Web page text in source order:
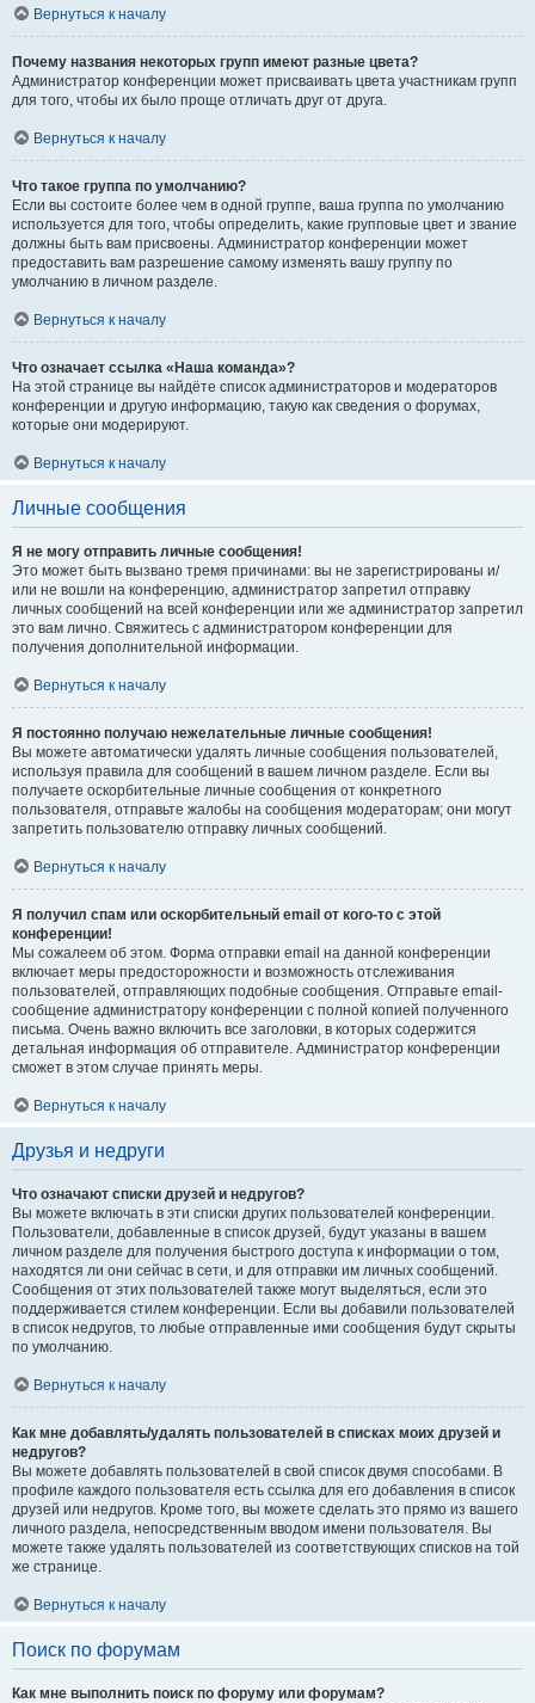
Вернуться к началу
Почему названия некоторых групп имеют разные цвета?
Администратор конференции может присваивать цвета участникам групп
для того, чтобы их было проще отличать друг от друга.
Вернуться к началу
Что такое группа по умолчанию?
Если вы состоите более чем в одной группе, ваша группа по умолчанию
используется для того, чтобы определить, какие групповые цвет и звание
должны быть вам присвоены. Администратор конференции может
предоставить вам разрешение самому изменять вашу группу по
умолчанию в личном разделе.
Вернуться к началу
Что означает ссылка «Наша команда»?
На этой странице вы найдёте список администраторов и модераторов
конференции и другую информацию, такую как сведения о форумах,
которые они модерируют.
Вернуться к началу
Личные сообщения
Я не могу отправить личные сообщения!
Это может быть вызвано тремя причинами: вы не зарегистрированы и/
или не вошли на конференцию, администратор запретил отправку
личных сообщений на всей конференции или же администратор запретил
это вам лично. Свяжитесь с администратором конференции для
получения дополнительной информации.
Вернуться к началу
Я постоянно получаю нежелательные личные сообщения!
Вы можете автоматически удалять личные сообщения пользователей,
используя правила для сообщений в вашем личном разделе. Если вы
получаете оскорбительные личные сообщения от конкретного
пользователя, отправьте жалобы на сообщения модераторам; они могут
запретить пользователю отправку личных сообщений.
Вернуться к началу
Я получил спам или оскорбительный email от кого-то с этой
конференции!
Мы сожалеем об этом. Форма отправки email на данной конференции
включает меры предосторожности и возможность отслеживания
пользователей, отправляющих подобные сообщения. Отправьте email-
сообщение администратору конференции с полной копией полученного
письма. Очень важно включить все заголовки, в которых содержится
детальная информация об отправителе. Администратор конференции
сможет в этом случае принять меры.
Вернуться к началу
Друзья и недруги
Что означают списки друзей и недругов?
Вы можете включать в эти списки других пользователей конференции.
Пользователи, добавленные в список друзей, будут указаны в вашем
личном разделе для получения быстрого доступа к информации о том,
находятся ли они сейчас в сети, и для отправки им личных сообщений.
Сообщения от этих пользователей также могут выделяться, если это
поддерживается стилем конференции. Если вы добавили пользователей
в список недругов, то любые отправленные ими сообщения будут скрыты
по умолчанию.
Вернуться к началу
Как мне добавлять/удалять пользователей в списках моих друзей и
недругов?
Вы можете добавлять пользователей в свой список двумя способами. В
профиле каждого пользователя есть ссылка для его добавления в список
друзей или недругов. Кроме того, вы можете сделать это прямо из вашего
личного раздела, непосредственным вводом имени пользователя. Вы
можете также удалять пользователей из соответствующих списков на той
же странице.
Вернуться к началу
Поиск по форумам
Как мне выполнить поиск по форуму или форумам?